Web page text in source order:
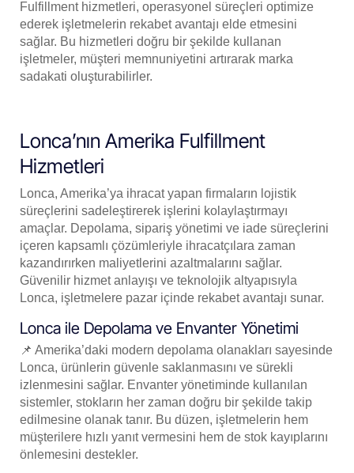
Fulfillment hizmetleri, operasyonel süreçleri optimize
ederek işletmelerin rekabet avantajı elde etmesini
sağlar. Bu hizmetleri doğru bir şekilde kullanan
işletmeler, müşteri memnuniyetini artırarak marka
sadakati oluşturabilirler.
Lonca’nın Amerika Fulfillment
Hizmetleri
Lonca, Amerika’ya ihracat yapan firmaların lojistik
süreçlerini sadeleştirerek işlerini kolaylaştırmayı
amaçlar. Depolama, sipariş yönetimi ve iade süreçlerini
içeren kapsamlı çözümleriyle ihracatçılara zaman
kazandırırken maliyetlerini azaltmalarını sağlar.
Güvenilir hizmet anlayışı ve teknolojik altyapısıyla
Lonca, işletmelere pazar içinde rekabet avantajı sunar.
Lonca ile Depolama ve Envanter Yönetimi
📌 Amerika’daki modern depolama olanakları sayesinde
Lonca, ürünlerin güvenle saklanmasını ve sürekli
izlenmesini sağlar. Envanter yönetiminde kullanılan
sistemler, stokların her zaman doğru bir şekilde takip
edilmesine olanak tanır. Bu düzen, işletmelerin hem
müşterilere hızlı yanıt vermesini hem de stok kayıplarını
önlemesini destekler.